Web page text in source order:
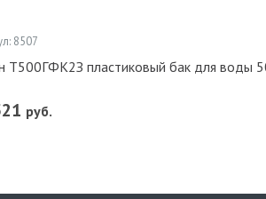
8507
Т500ГФК2З пластиковый бак для воды
руб.